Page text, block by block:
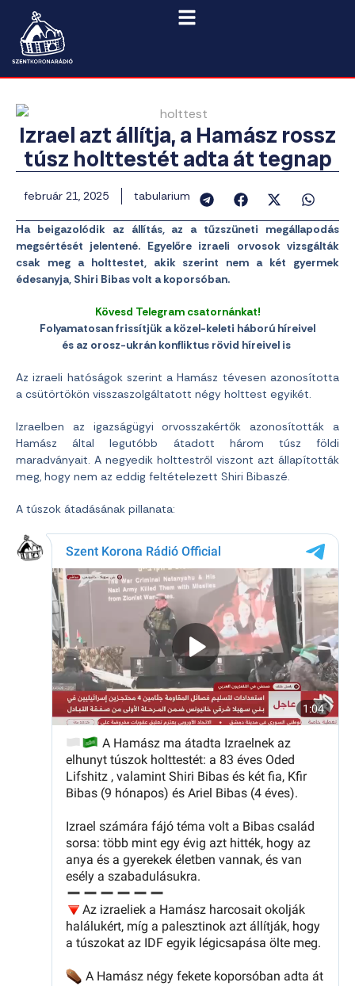
Izrael azt állítja, a Hamász rossz
túsz holttestét adta át tegnap
február 21, 2025 tabularium
Ha beigazolódik az állítás, az a tűzszüneti megállapodás
megsértését jelentené. Egyelőre izraeli orvosok vizsgálták
csak meg a holttestet, akik szerint nem a két gyermek
édesanyja, Shiri Bibas volt a koporsóban.
Kövesd Telegram csatornánkat!
Folyamatosan frissítjük a közel-keleti háború híreivel
és az orosz-ukrán konfliktus rövid híreivel is
Az izraeli hatóságok szerint a Hamász tévesen azonosította
a csütörtökön visszaszolgáltatott négy holttest egyikét.
Izraelben az igazságügyi orvosszakértők azonosították a
Hamász által legutóbb átadott három túsz földi
maradványait. A negyedik holttestről viszont azt állapították
meg, hogy nem az eddig feltételezett Shiri Bibaszé.
A túszok átadásának pillanata: